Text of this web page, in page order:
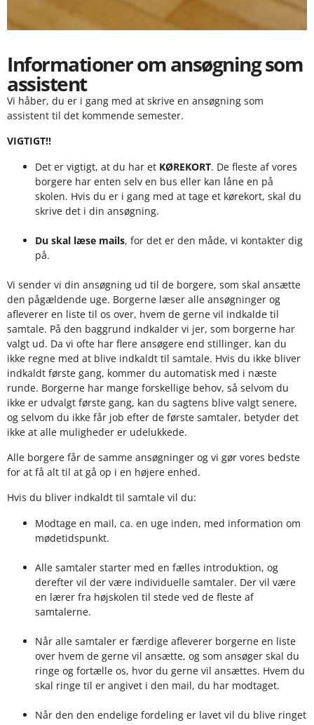
Informationer om ansøgning som
assistent
Vi håber, du er i gang med at skrive en ansøgning som
assistent til det kommende semester.
VIGTIGT!!
Det er vigtigt, at du har et KØREKORT. De fleste af vores
borgere har enten selv en bus eller kan låne en på
skolen. Hvis du er i gang med at tage et kørekort, skal du
skrive det i din ansøgning.
Du skal læse mails, for det er den måde, vi kontakter dig
på.
Vi sender vi din ansøgning ud til de borgere, som skal ansætte
den pågældende uge. Borgerne læser alle ansøgninger og
afleverer en liste til os over, hvem de gerne vil indkalde til
samtale. På den baggrund indkalder vi jer, som borgerne har
valgt ud. Da vi ofte har flere ansøgere end stillinger, kan du
ikke regne med at blive indkaldt til samtale. Hvis du ikke bliver
indkaldt første gang, kommer du automatisk med i næste
runde. Borgerne har mange forskellige behov, så selvom du
ikke er udvalgt første gang, kan du sagtens blive valgt senere,
og selvom du ikke får job efter de første samtaler, betyder det
ikke at alle muligheder er udelukkede.
Alle borgere får de samme ansøgninger og vi gør vores bedste
for at få alt til at gå op i en højere enhed.
Hvis du bliver indkaldt til samtale vil du:
Modtage en mail, ca. en uge inden, med information om
mødetidspunkt.
Alle samtaler starter med en fælles introduktion, og
derefter vil der være individuelle samtaler. Der vil være
en lærer fra højskolen til stede ved de fleste af
samtalerne.
Når alle samtaler er færdige afleverer borgerne en liste
over hvem de gerne vil ansætte, og som ansøger skal du
ringe og fortælle os, hvor du gerne vil ansættes. Hvem du
skal ringe til er angivet i den mail, du har modtaget.
Når den den endelige fordeling er lavet vil du blive ringet